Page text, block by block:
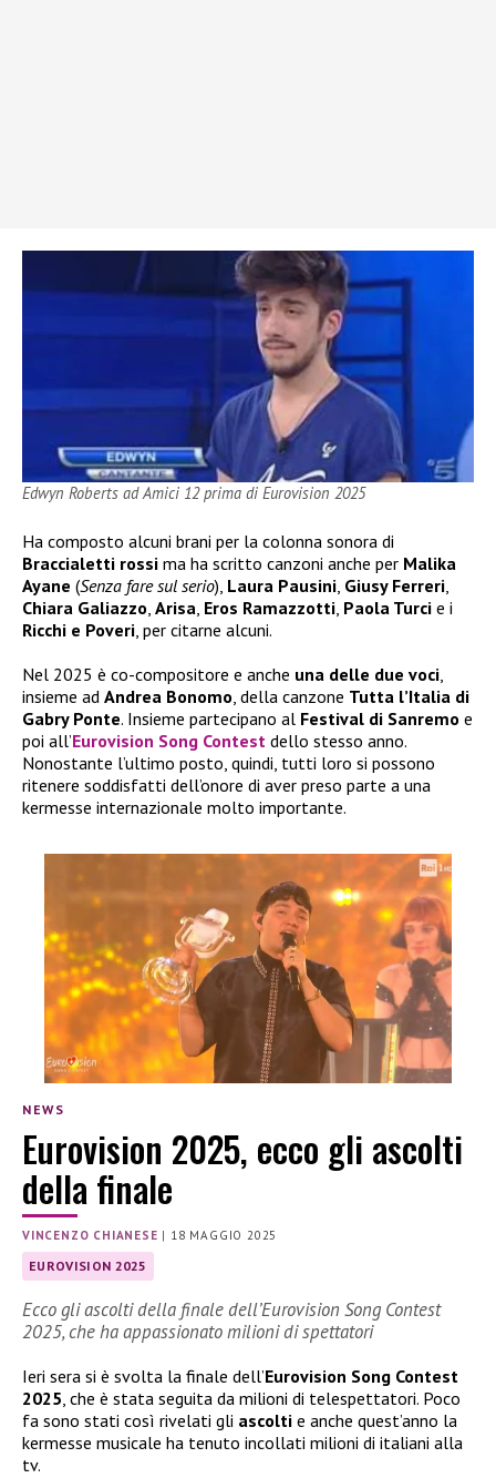
Edwyn Roberts ad Amici 12 prima di Eurovision 2025
Ha composto alcuni brani per la colonna sonora di
Braccialetti rossi ma ha scritto canzoni anche per Malika
Ayane (Senza fare sul serio), Laura Pausini, Giusy Ferreri,
Chiara Galiazzo, Arisa, Eros Ramazzotti, Paola Turci e i
Ricchi e Poveri, per citarne alcuni.
Nel 2025 è co-compositore e anche una delle due voci,
insieme ad Andrea Bonomo, della canzone Tutta l’Italia di
Gabry Ponte. Insieme partecipano al Festival di Sanremo e
poi all’Eurovision Song Contest dello stesso anno.
Nonostante l’ultimo posto, quindi, tutti loro si possono
ritenere soddisfatti dell’onore di aver preso parte a una
kermesse internazionale molto importante.
NEWS
Eurovision 2025, ecco gli ascolti
della finale
VINCENZO CHIANESE | 18 MAGGIO 2025
EUROVISION 2025
Ecco gli ascolti della finale dell’Eurovision Song Contest
2025, che ha appassionato milioni di spettatori
Ieri sera si è svolta la finale dell’Eurovision Song Contest
2025, che è stata seguita da milioni di telespettatori. Poco
fa sono stati così rivelati gli ascolti e anche quest’anno la
kermesse musicale ha tenuto incollati milioni di italiani alla
tv.